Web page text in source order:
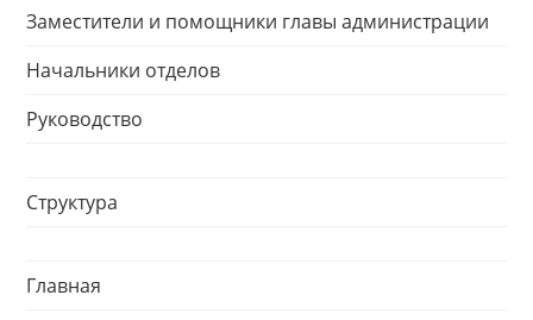
Заместители и помощники главы администрации
Начальники отделов
Руководство
Структура
Главная